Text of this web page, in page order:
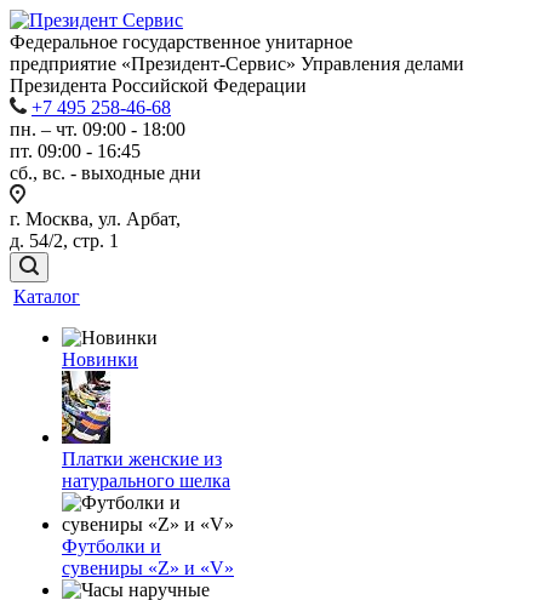
Федеральное государственное унитарное
предприятие «Президент-Сервис» Управления делами
Президента Российской Федерации
+7 495 258-46-68
пн. – чт. 09:00 - 18:00
пт. 09:00 - 16:45
сб., вс. - выходные дни
г. Москва, ул. Арбат,
д. 54/2, стр. 1
Каталог
Новинки
Платки женские из
натурального шелка
Футболки и
сувениры «Z» и «V»